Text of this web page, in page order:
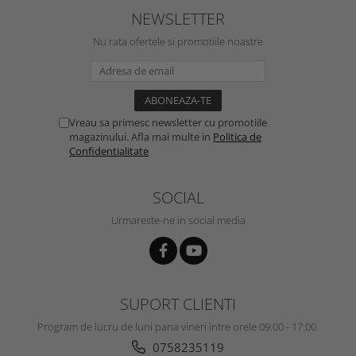
NEWSLETTER
Nu rata ofertele si promotiile noastre
Vreau sa primesc newsletter cu promotiile
magazinului. Afla mai multe in Politica de
Confidentialitate
SOCIAL
Urmareste-ne in social media
SUPORT CLIENTI
Program de lucru de luni pana vineri intre orele 09:00 - 17:00.
0758235119